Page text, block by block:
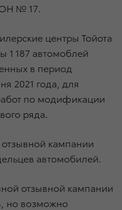
№ 17.
центры Тойота
1 187 автомоблей
в период
2021 года, для
по модификации
ряда.
кампании
автомобилей.
отзывной кампании
но возможно